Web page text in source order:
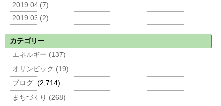
2019.04 (7)
2019.03 (2)
カテゴリー
エネルギー (137)
オリンピック (19)
ブログ (2,714)
まちづくり (268)